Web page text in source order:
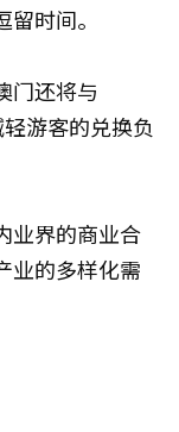
时间。
门还将与
游客的兑换负
业界的商业合
业的多样化需